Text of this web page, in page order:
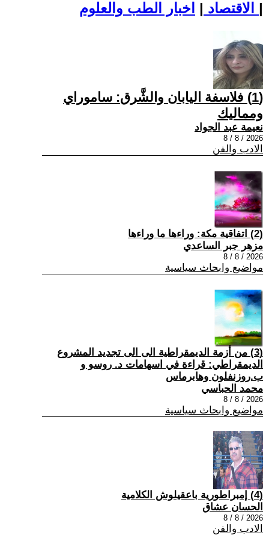
الاقتصاد | |
(1) فلاسفة اليابان والشَّرق: ساموراي
ومماليك
نعيمة عبد الجواد
2026 / 8 / 8
الادب والفن
(2) اتفاقية مكة: وراءها ما وراءها
مزهر جبر الساعدي
2026 / 8 / 8
مواضيع وابحاث سياسية
(3) من أزمة الديمقراطية الى الى تجديد المشروع
الديمقراطي: قراءة في اسهامات د. روسو و
ب.روزنفلون وهابرماس
محمد الحباسي
2026 / 8 / 8
مواضيع وابحاث سياسية
(4) إمبراطورية باعقيلوش الكلامية
الحسان عشاق
2026 / 8 / 8
الادب والفن